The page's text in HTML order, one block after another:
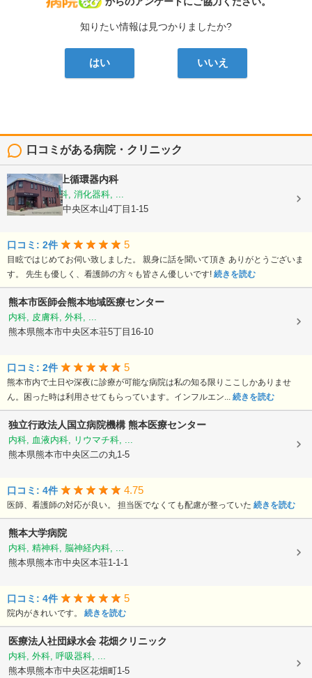
知りたい情報は見つかりましたか?
はい いいえ
口コミがある病院・クリニック
医療法人村上循環器内科
内科, 呼吸器科, 消化器科, ...
熊本県熊本市中央区本山4丁目1-15
口コミ: 2件 5
目眩ではじめてお伺い致しました。 親身に話を聞いて頂き ありがとうございま
す。 先生も優しく、看護師の方々も皆さん優しいです! 続きを読む
熊本市医師会熊本地域医療センター
内科, 皮膚科, 外科, ...
熊本県熊本市中央区本荘5丁目16-10
口コミ: 2件 5
熊本市内で土日や深夜に診療が可能な病院は私の知る限りここしかありませ
ん。困った時は利用させてもらっています。インフルエン... 続きを読む
独立行政法人国立病院機構熊本医療センター
内科, 血液内科, リウマチ科, ...
熊本県熊本市中央区二の丸1-5
口コミ: 4件 4.75
医師、看護師の対応が良い。 担当医でなくても配慮が整っていた 続きを読む
熊本大学病院
内科, 精神科, 脳神経内科, ...
熊本県熊本市中央区本荘1-1-1
口コミ: 4件 5
院内がきれいです。 続きを読む
医療法人社団緑水会 花畑クリニック
内科, 外科, 呼吸器科, ...
熊本県熊本市中央区花畑町1-5